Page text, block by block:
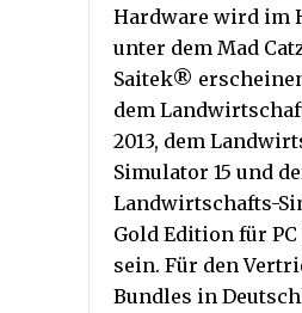
Hardware wird im
unter dem Mad
Saitek®
dem
2013, dem
Simulator 15 und
Landwirtschafts-
Gold Edition für
sein. Für den
Bundles in